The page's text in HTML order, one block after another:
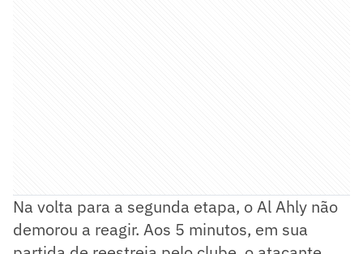
Na volta para a segunda etapa, o Al Ahly não
demorou a reagir. Aos 5 minutos, em sua